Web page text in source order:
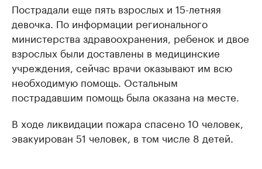
Пострадали еще пять взрослых и 15-летняя
девочка. По информации регионального
министерства здравоохранения, ребенок и двое
взрослых были доставлены в медицинские
учреждения, сейчас врачи оказывают им всю
необходимую помощь. Остальным
пострадавшим помощь была оказана на месте.
В ходе ликвидации пожара спасено 10 человек,
эвакуирован 51 человек, в том числе 8 детей.